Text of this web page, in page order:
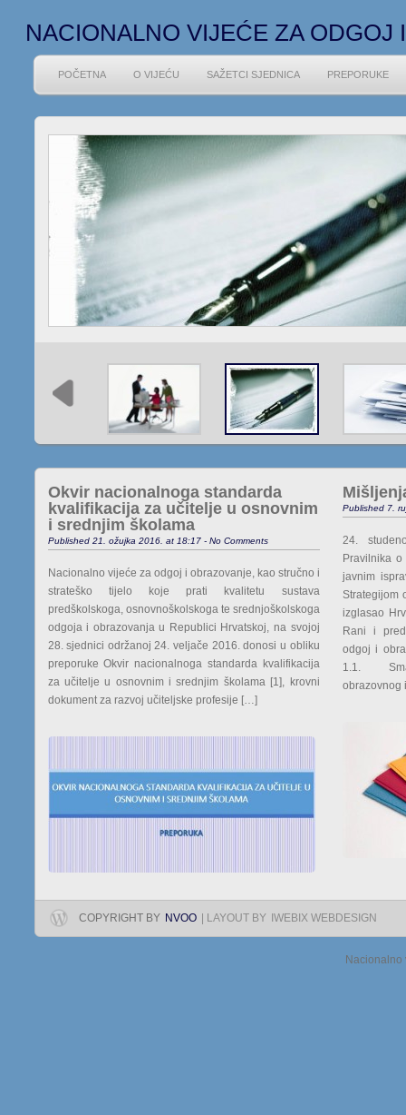
NACIONALNO VIJEĆE ZA ODGOJ
POČETNA O VIJEĆU SAŽETCI SJEDNICA PREPORUKE
Okvir nacionalnoga standarda
kvalifikacija za učitelje u osnovnim
i srednjim školama
Published 21. ožujka 2016. at 18:17 - No Comments
Nacionalno vijeće za odgoj i obrazovanje, kao stručno i
strateško tijelo koje prati kvalitetu sustava
predškolskoga, osnovnoškolskoga te srednjoškolskoga
odgoja i obrazovanja u Republici Hrvatskoj, na svojoj
28. sjednici održanoj 24. veljače 2016. donosi u obliku
preporuke Okvir nacionalnoga standarda kvalifikacija
za učitelje u osnovnim i srednjim školama [1], krovni
dokument za razvoj učiteljske profesije […]
Published 7.
24.
Pravilnika
javnim
Strategijom
izglasao
Rani i
odgoj i
1.1.
obrazovnog
COPYRIGHT BY NVOO | LAYOUT BY IWEBIX WEBDESIGN